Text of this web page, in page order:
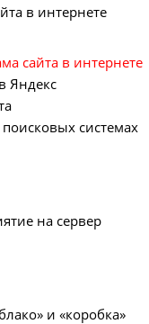
в интернете
сайта в интернете
Яндекс
системах
на сервер
и «коробка»